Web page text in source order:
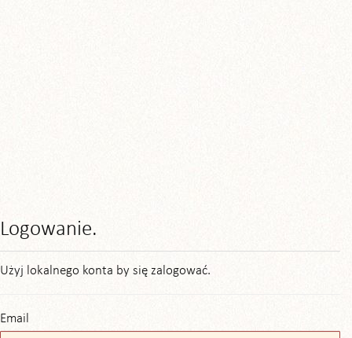
Logowanie.
Użyj lokalnego konta by się zalogować.
Email